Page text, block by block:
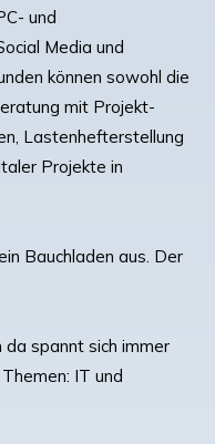
und
Media und
können sowohl die
mit Projekt-
Lastenhefterstellung
Projekte in
Bauchladen aus. Der
da spannt sich immer
IT und